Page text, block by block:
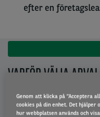
efter en
VARFÖR VÄLJA ARVAL
Genom att klicka på ”Acceptera
cookies på din enhet. Det
hur webbplatsen används och